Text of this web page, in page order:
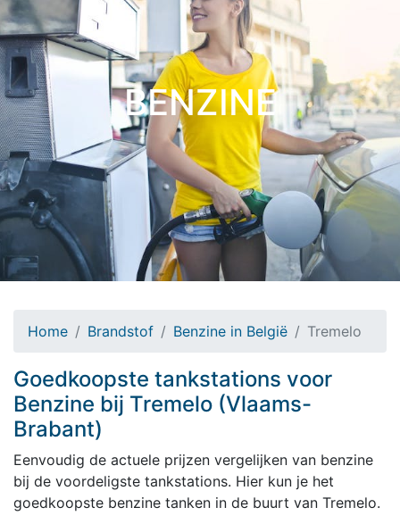
BENZINE
Home Brandstof Benzine in België Tremelo
Goedkoopste tankstations voor
Benzine bij Tremelo (Vlaams-
Brabant)
Eenvoudig de actuele prijzen vergelijken van benzine
bij de voordeligste tankstations. Hier kun je het
goedkoopste benzine tanken in de buurt van Tremelo.